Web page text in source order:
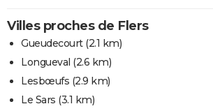
Villes proches de Flers
Gueudecourt(2.1 km)
Longueval (2.6 km)
Lesbœufs (2.9 km)
Le Sars (3.1 km)